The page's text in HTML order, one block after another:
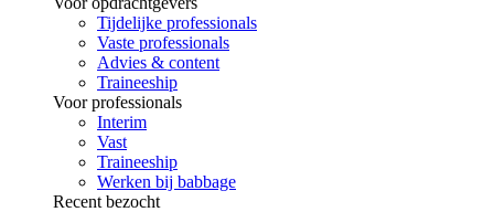
Tijdelijke professionals
Vaste professionals
Advies & content
Traineeship
Voor professionals
Interim
Vast
Traineeship
Werken bij babbage
Recent bezocht